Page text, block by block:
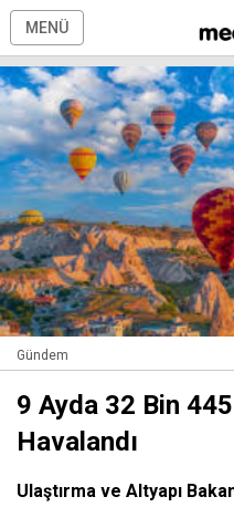
MENÜ
Gündem
9 Ayda 32 Bin
Havalandı
Ulaştırma ve Altyapı